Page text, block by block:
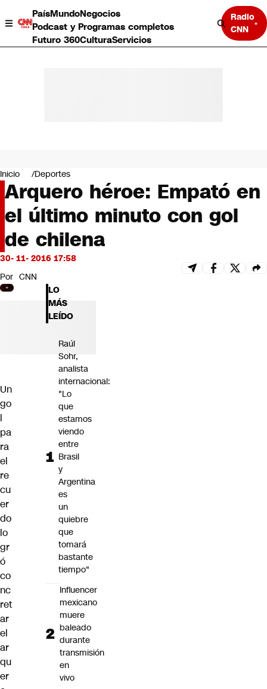
PaísMundoNegocios
Podcast y Programas completos
Futuro 360CulturaServicios
Radio
CNN
Negocios
Deportes
Programas completos
Cultura
Servicios
Bits
CNN tiempo
Futuro 360
Opinión
Inicio Deportes
Arquero héroe: Empató en
el último minuto con gol
de chilena
30- 11- 2016 17:58
Por CNN
Un
go
l
pa
ra
el
re
cu
er
do
lo
gr
ó
co
nc
ret
ar
el
ar
qu
er
LO
MÁS
LEÍDO
Raúl
Sohr,
analista
internacional:
"Lo
que
estamos
viendo
entre
Brasil
y
Argentina
es
un
quiebre
que
tomará
bastante
tiempo"
Influencer
mexicano
muere
baleado
durante
transmisión
en
vivo